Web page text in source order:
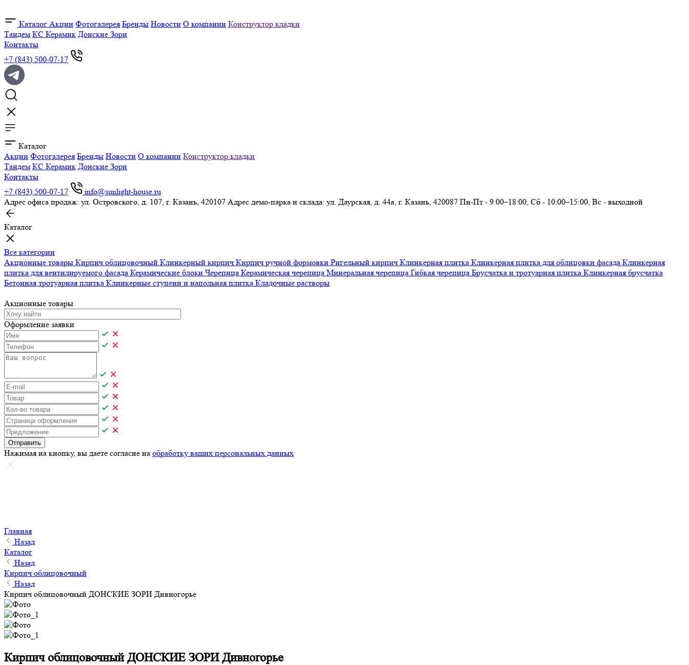
Каталог Акции Фотогалерея Бренды Новости О компании Конструктор кладки
Тандем КС Керамик Донские Зори
Контакты
+7 (843) 500-07-17
Каталог
Акции Фотогалерея Бренды Новости О компании Конструктор кладки
Тандем КС Керамик Донские Зори
Контакты
+7 (843) 500-07-17
info@sunlight-house.ru
Адрес офиса продаж: ул. Островского, д. 107, г. Казань, 420107 Адрес демо-парка и склада: ул. Даурская, д. 44а, г. Казань, 420087 Пн-Пт - 9:00–18:00, Сб - 10:00–15:00, Вс - выходной
Каталог
Все категории
Акционные товары Кирпич облицовочный Клинкерный кирпич Кирпич ручной формовки Ригельный кирпич Клинкерная плитка Клинкерная плитка для облицовки фасада Клинкерная
плитка для вентилируемого фасада Керамические блоки Черепица Керамическая черепица Минеральная черепица Гибкая черепица Брусчатка и тротуарная плитка Клинкерная брусчатка
Бетонная тротуарная плитка Клинкерные ступени и напольная плитка Кладочные растворы
Акционные товары
Оформление заявки
Отправить
Нажимая на кнопку, вы даете согласие на обработку ваших персональных данных
Главная
Назад
Каталог
Назад
Кирпич облицовочный
Назад
Кирпич облицовочный ДОНСКИЕ ЗОРИ Дивногорье
Кирпич облицовочный ДОНСКИЕ ЗОРИ Дивногорье